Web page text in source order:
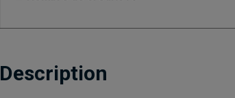
Description